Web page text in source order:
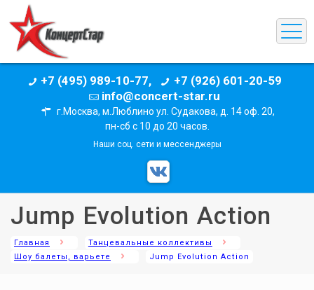
+7 (495) 989-10-77,
+7 (926) 601-20-59
info@concert-star.ru
г.Москва, м.Люблино ул. Судакова, д. 14 оф. 20,
пн-сб с 10 до 20 часов.
Наши соц. сети и мессенджеры
Jump Evolution Action
Главная
Танцевальные коллективы
Шоу балеты, варьете
Jump Evolution Action